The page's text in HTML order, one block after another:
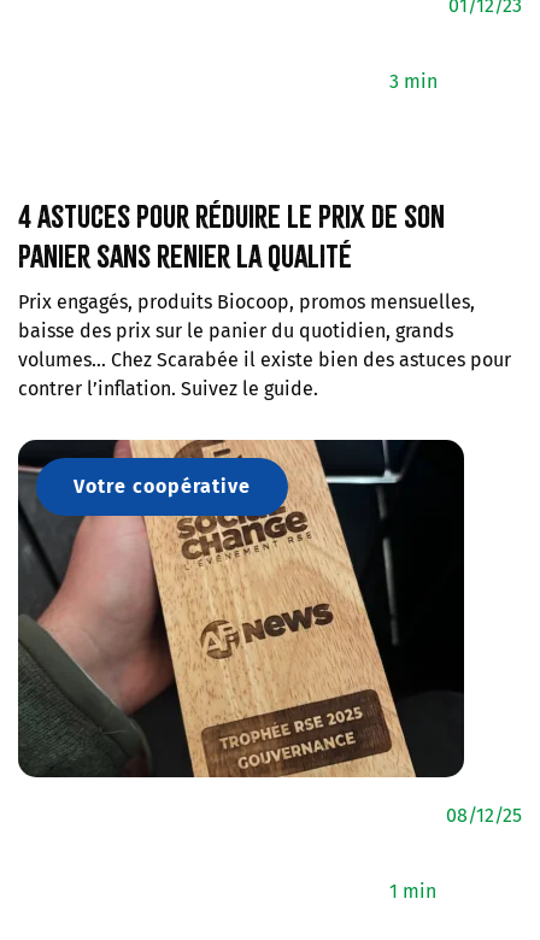
3 min
01/12/23
4 astuces pour réduire le prix de son
panier sans renier la qualité
Prix engagés, produits Biocoop, promos mensuelles,
baisse des prix sur le panier du quotidien, grands
volumes… Chez Scarabée il existe bien des astuces pour
contrer l’inflation. Suivez le guide.
Votre coopérative
1 min
08/12/25